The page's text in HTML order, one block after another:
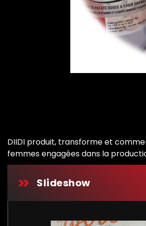
DIIDI produit, transforme et
femmes engagées dans la
Slideshow